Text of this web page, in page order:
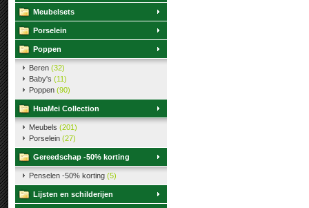
Meubelsets
Porselein
Poppen
Beren (32)
Baby's (11)
Poppen (90)
HuaMei Collection
Meubels (201)
Porselein (27)
Gereedschap -50% korting
Penselen -50% korting (5)
Lijsten en schilderijen